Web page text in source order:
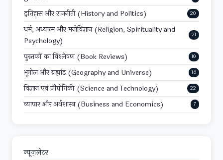
इतिहास और राजनीती (History and Politics) 20
धर्म, अध्यात्म और मनोविज्ञान (Religion, Spirituality and
Psychology)
21
पुस्तकों का विश्लेषण (Book Reviews) 10
भूगोल और ब्रह्मांड (Geography and Universe) 16
विज्ञान एवं प्रौद्योगिकी (Science and Technology) 22
व्यापार और अर्थशास्त्र (Business and Economics) 7
न्यूज़लेटर